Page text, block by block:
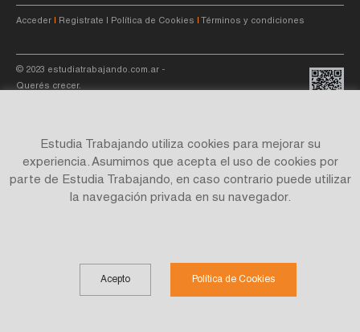
Acceder Registrate Política de Cookies Términos y condiciones
© 2023 estudiatrabajando.com.ar -
Querés crecer.
Site by
Estudia Trabajando utiliza cookies para mejorar su
experiencia. Asumimos que acepta el uso de cookies por
parte de Estudia Trabajando, en caso contrario puede utilizar
la navegación privada en su navegador.
Acepto Política de Cookies